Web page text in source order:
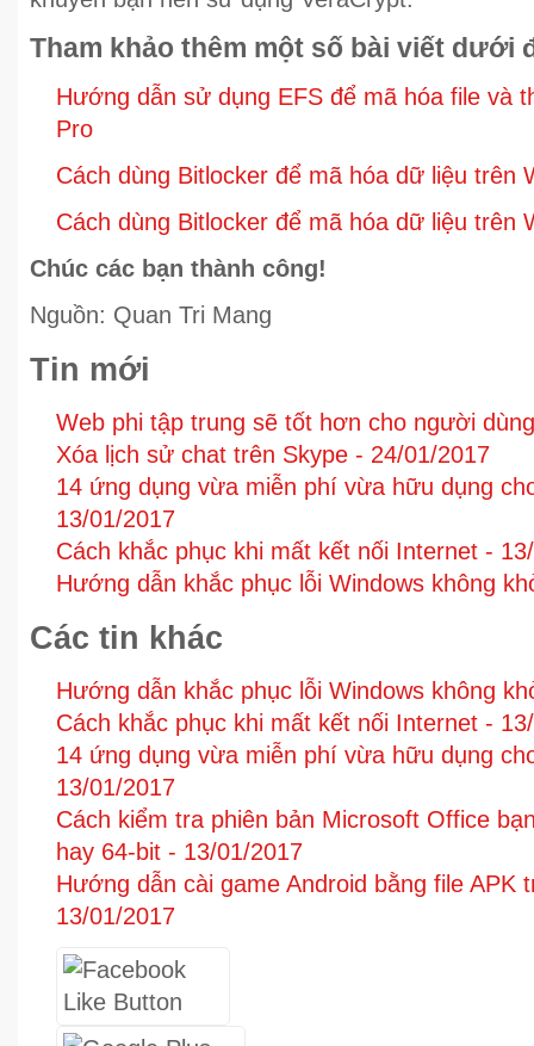
Tham khảo thêm một số bài viết dưới
Hướng dẫn sử dụng EFS để mã hóa file và
Pro
Cách dùng Bitlocker để mã hóa dữ liệu trên
Cách dùng Bitlocker để mã hóa dữ liệu trên
Chúc các bạn thành công!
Nguồn: Quan Tri Mang
Tin mới
Web phi tập trung sẽ tốt hơn cho người
Xóa lịch sử chat trên Skype - 24/01/2017
14 ứng dụng vừa miễn phí vừa hữu dụng
13/01/2017
Cách khắc phục khi mất kết nối Internet -
Hướng dẫn khắc phục lỗi Windows không
Các tin khác
Hướng dẫn khắc phục lỗi Windows không
Cách khắc phục khi mất kết nối Internet -
14 ứng dụng vừa miễn phí vừa hữu dụng
13/01/2017
Cách kiểm tra phiên bản Microsoft Office
hay 64-bit - 13/01/2017
Hướng dẫn cài game Android bằng file APK
13/01/2017